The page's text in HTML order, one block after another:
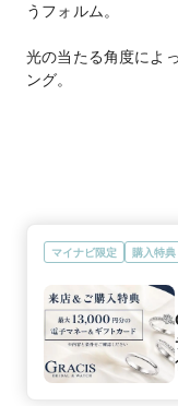
うフォルム。
光の当たる角度によ
マイナビ限定 購入特典